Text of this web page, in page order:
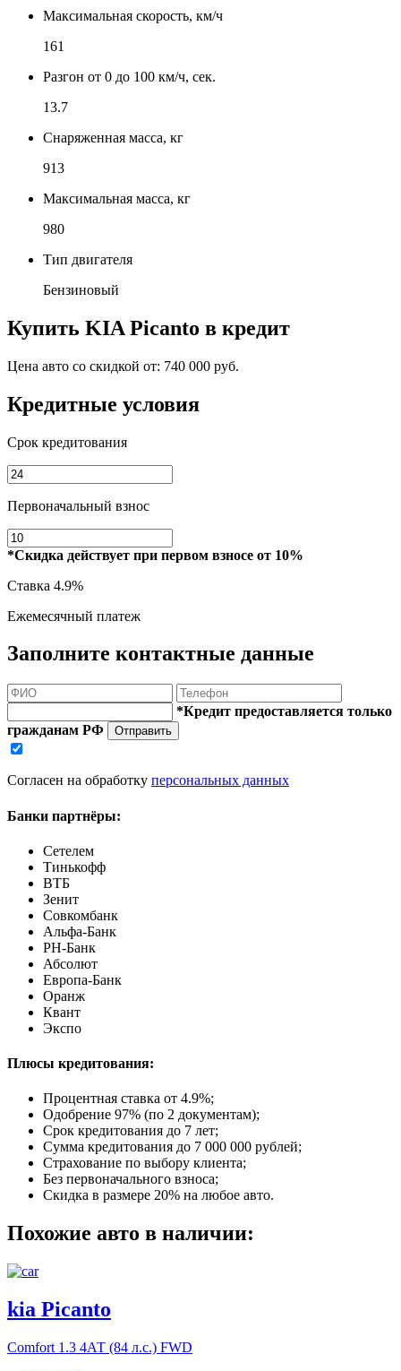
Максимальная скорость, км/ч
161
Разгон от 0 до 100 км/ч, сек.
13.7
Снаряженная масса, кг
913
Максимальная масса, кг
980
Тип двигателя
Бензиновый
Купить KIA Picanto в кредит
Цена авто со скидкой от: 740 000 руб.
Кредитные условия
Срок кредитования
Первоначальный взнос
*Скидка действует при первом взносе от 10%
Ставка 4.9%
Ежемесячный платеж
Заполните контактные данные
*Кредит предоставляется только
гражданам РФ
Отправить
Согласен на обработку персональных данных
Банки партнёры:
Сетелем
Тинькофф
ВТБ
Зенит
Совкомбанк
Альфа-Банк
РН-Банк
Абсолют
Европа-Банк
Оранж
Квант
Экспо
Плюсы кредитования:
Процентная ставка от 4.9%;
Одобрение 97% (по 2 документам);
Срок кредитования до 7 лет;
Сумма кредитования до 7 000 000 рублей;
Страхование по выбору клиента;
Без первоначального взноса;
Скидка в размере 20% на любое авто.
Похожие авто в наличии:
kia Picanto
Comfort 1.3 4АТ (84 л.с.) FWD